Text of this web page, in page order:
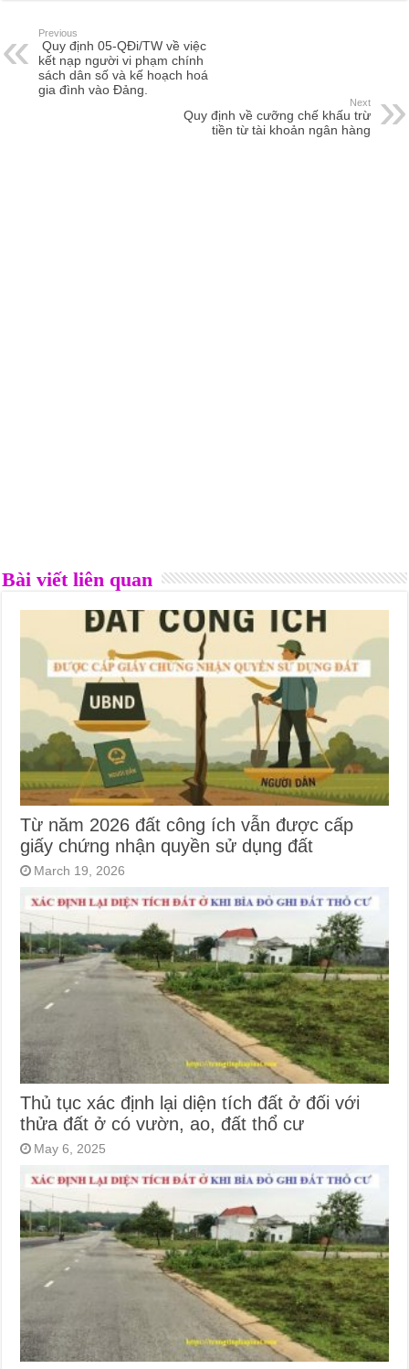
Previous
Quy định 05-QĐi/TW về việc
kết nạp người vi phạm chính
sách dân số và kế hoạch hoá
gia đình vào Đảng.
Next
Quy định về cưỡng chế khấu trừ
tiền từ tài khoản ngân hàng
Bài viết liên quan
Từ năm 2026 đất công ích vẫn được cấp
giấy chứng nhận quyền sử dụng đất
March 19, 2026
Thủ tục xác định lại diện tích đất ở đối với
thửa đất ở có vườn, ao, đất thổ cư
May 6, 2025